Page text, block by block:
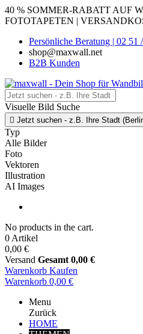
40 % SOMMER-RABATT AUF
FOTOTAPETEN |
Persönliche Beratung | 02 51
shop@maxwall.net
B2B Kunden
Visuelle Bild Suche
 Jetzt suchen - z.B. Ihre Stadt
Typ
Alle Bilder
Foto
Vektoren
Illustration
AI Images
No products in the cart.
0 Artikel
0,00 €
Versand Gesamt 0,00 €
Warenkorb Kaufen
Warenkorb 0,00 €
Menu
Zurück
HOME